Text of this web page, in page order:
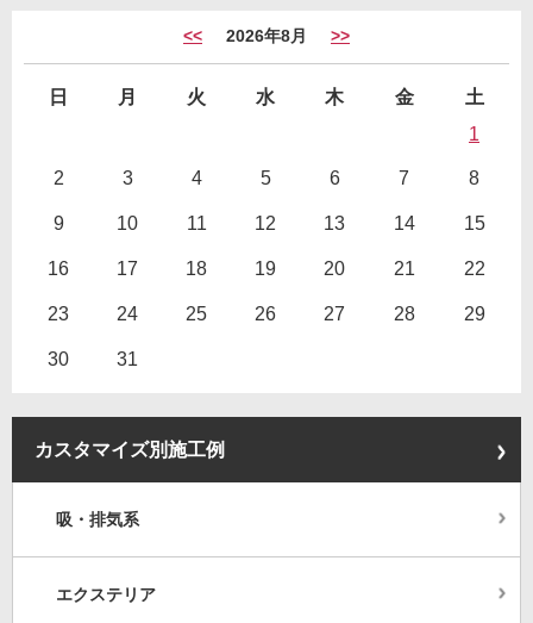
<< 2026年8月 >>
日 月 火 水 木 金
土
1
2 3 4 5 6 7 8
9 10 11 12 13 14 15
16 17 18 19 20 21 22
23 24 25 26 27 28 29
30 31
カスタマイズ別施工例
吸・排気系
エクステリア